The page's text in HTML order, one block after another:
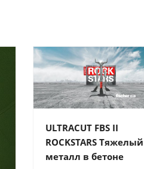
ULTRACUT FBS II
ROCKSTARS Тяжелый
металл в бетоне